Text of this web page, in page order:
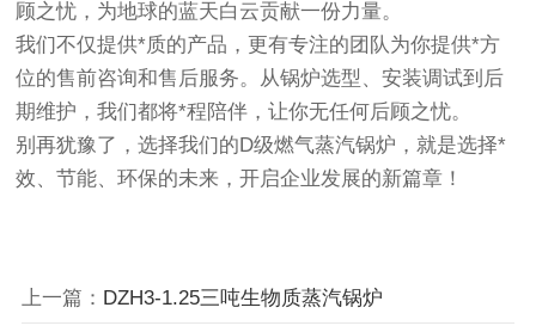
顾之忧，为地球的蓝天白云贡献一份力量。
我们不仅提供*质的产品，更有专注的团队为你提供*方
位的售前咨询和售后服务。从锅炉选型、安装调试到后
期维护，我们都将*程陪伴，让你无任何后顾之忧。
别再犹豫了，选择我们的D级燃气蒸汽锅炉，就是选择*
效、节能、环保的未来，开启企业发展的新篇章！
上一篇： DZH3-1.25三吨生物质蒸汽锅炉